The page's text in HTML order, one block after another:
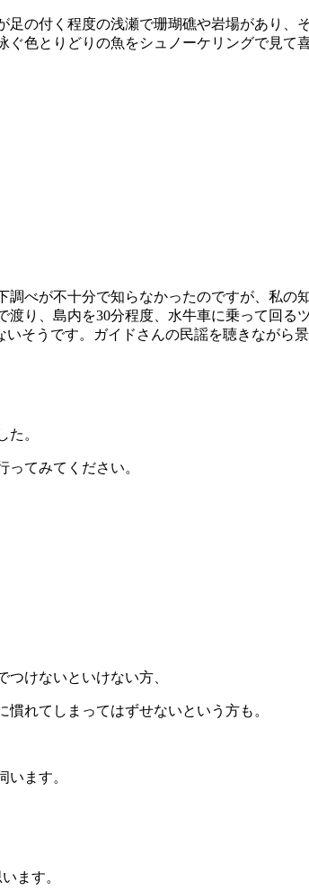
の付く程度の浅瀬で珊瑚礁や岩場があり
色とりどりの魚をシュノーケリングで見て
べが不十分で知らなかったのですが、私
り、島内を30分程度、水牛車に乗って回
うです。ガイドさんの民謡を聴きながら
。
てみてください。
けないといけない方、
れてしまってはずせないという方も。
ます。
ます。